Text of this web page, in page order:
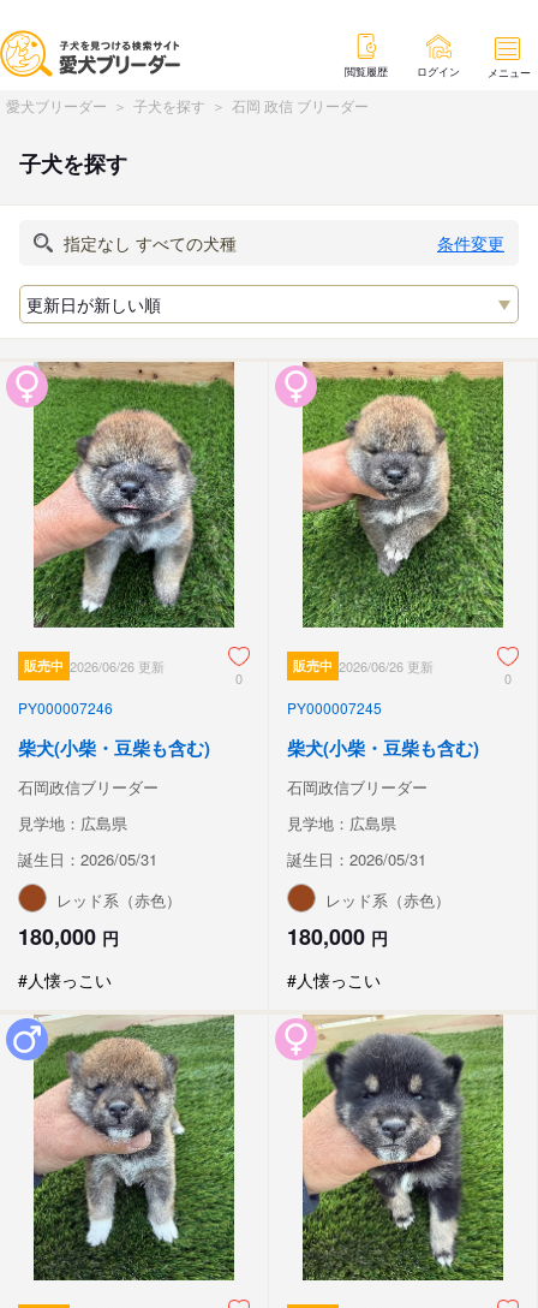
閲覧履歴 ログイン メニュー
愛犬ブリーダー 子犬を探す 石岡 政信 ブリーダー
子犬を探す
条件変更
販売中 2026/06/26 更新
0
PY000007246
柴犬(小柴・豆柴も含む)
石岡政信ブリーダー
見学地：広島県
誕生日：2026/05/31
レッド系（赤色）
180,000 円
#人懐っこい
販売中 2026/06/26 更新
0
PY000007245
柴犬(小柴・豆柴も含む)
石岡政信ブリーダー
見学地：広島県
誕生日：2026/05/31
レッド系（赤色）
180,000 円
#人懐っこい